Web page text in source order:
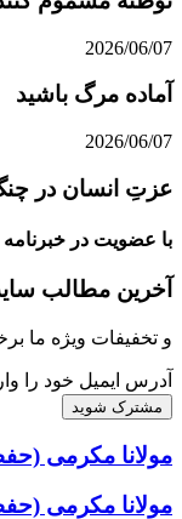
2026/06/07
آماده مرگ باشید
2026/06/07
عزتِ انسان در
با عضویت در خبرنامه
آخرین مطالب
و تخفیفات ویژه ما
آدرس ایمیل خود را
مولانا مکرمی
مولانا مکرمی